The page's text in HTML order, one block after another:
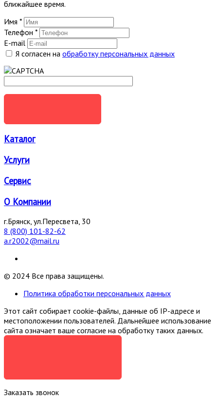
ближайшее время.
Имя *
Телефон *
E-mail
Я согласен на обработку персональных данных
Каталог
Услуги
Сервис
О Компании
г.Брянск, ул.Пересвета, 30
8 (800) 101-82-62
a.r2002@mail.ru
© 2024 Все права защищены.
Политика обработки персональных данных
Этот сайт собирает cookie-файлы, данные об IP-адресе и
местоположении пользователей. Дальнейшее использование
сайта означает ваше согласие на обработку таких данных.
Заказать звонок